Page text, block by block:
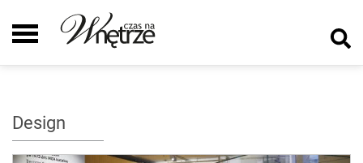
Design